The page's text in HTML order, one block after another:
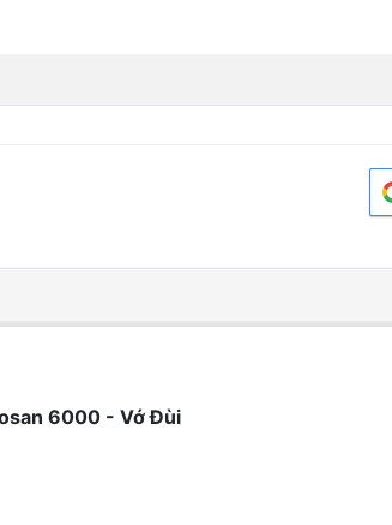
6000 - Vớ Đùi